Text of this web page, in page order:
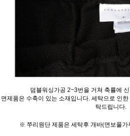
덤블워싱가공 2~3번을 거쳐 축률에
면제품은 수축이 있는 소재입니다. 세탁으로 인
탁드립니다.
※ 쭈리원단 제품은 세탁후 개바(면보풀가